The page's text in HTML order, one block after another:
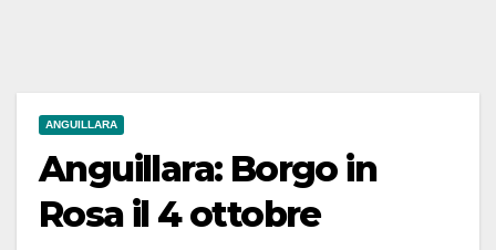
ANGUILLARA
Anguillara: Borgo in
Rosa il 4 ottobre